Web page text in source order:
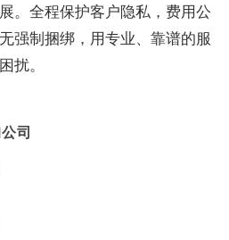
。全程保护客户隐私，费用公
强制捆绑，用专业、靠谱的服
扰。
司